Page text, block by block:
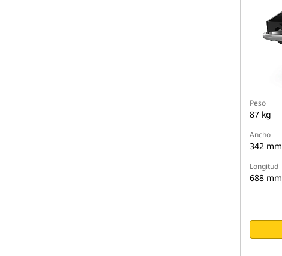
Peso
87 kg
Ancho
342 mm
Longitud
688 mm